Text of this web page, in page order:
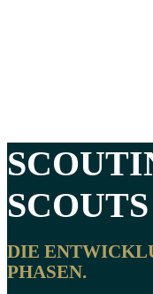
DIE
HASEN.